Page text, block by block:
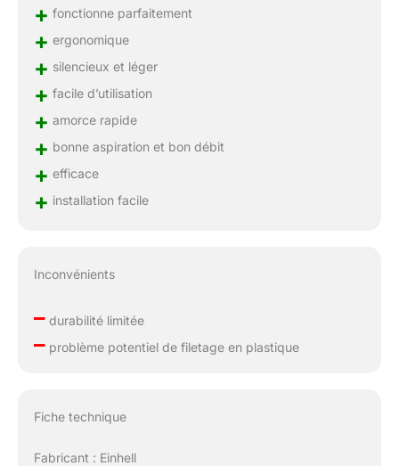
+ fonctionne parfaitement
+ ergonomique
+ silencieux et léger
+ facile d’utilisation
+ amorce rapide
+ bonne aspiration et bon débit
+ efficace
+ installation facile
Inconvénients
–durabilité limitée
–problème potentiel de filetage en plastique
Fiche technique
Fabricant : Einhell